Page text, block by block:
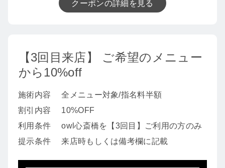
クーポンの詳細を見る
【3回目来店】 ご希望のメニュー
から10%off
施術内容
全メニュー対象/指名料半額
割引内容
10%OFF
利用条件
owl心斎橋を【3回目】ご利用の方のみ
提示条件
来店時もしくは備考欄に記載